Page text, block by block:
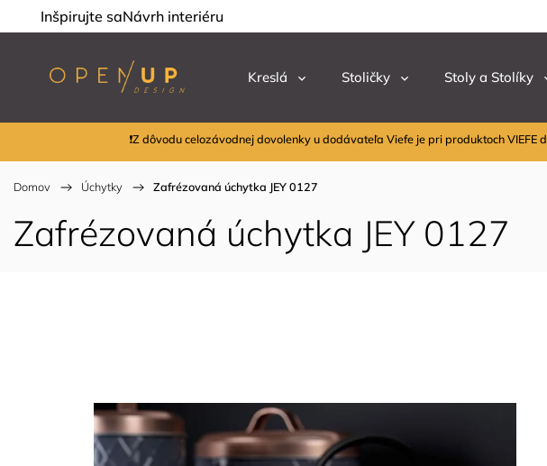
Inšpirujte saNávrh interiéru
Kreslá Stoličky Stoly a Stolíky
❗Z dôvodu celozávodnej dovolenky u dodávateľa Viefe je pri produktoch
Domov / Úchytky / Zafrézovaná úchytka JEY 0127
Zafrézovaná úchytka JEY 0127